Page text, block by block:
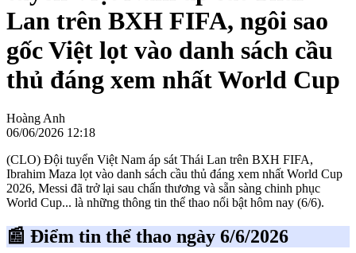
Lan trên BXH FIFA, ngôi sao
gốc Việt lọt vào danh sách cầu
thủ đáng xem nhất World Cup
Hoàng Anh
06/06/2026 12:18
(CLO) Đội tuyển Việt Nam áp sát Thái Lan trên BXH FIFA,
Ibrahim Maza lọt vào danh sách cầu thủ đáng xem nhất World Cup
2026, Messi đã trở lại sau chấn thương và sẵn sàng chinh phục
World Cup... là những thông tin thể thao nổi bật hôm nay (6/6).
📰 Điểm tin thể thao ngày 6/6/2026